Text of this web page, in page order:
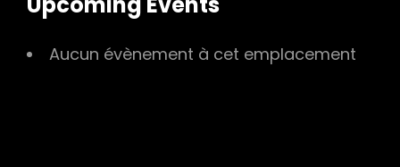
Aucun évènement à cet emplacement